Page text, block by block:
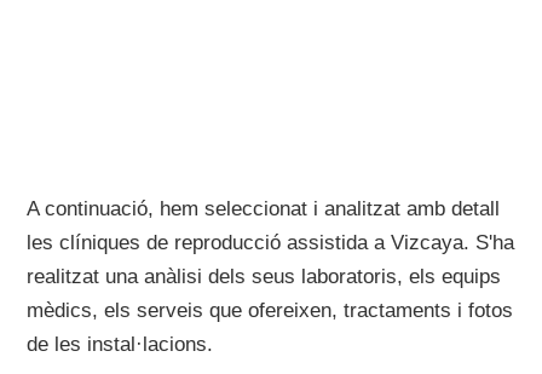
A continuació, hem seleccionat i analitzat amb detall
les clíniques de reproducció assistida a Vizcaya. S'ha
realitzat una anàlisi dels seus laboratoris, els equips
mèdics, els serveis que ofereixen, tractaments i fotos
de les instal·lacions.